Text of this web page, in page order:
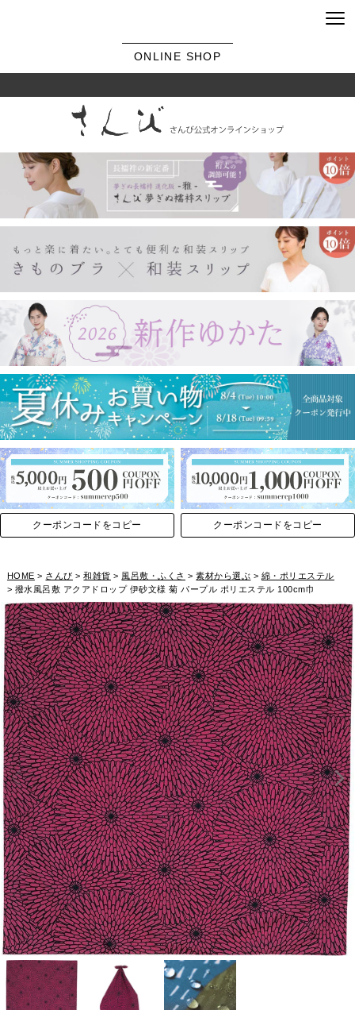
ONLINE SHOP
クーポンコードをコピー クーポンコードをコピー
HOME さんび 和雑貨 風呂敷・ふくさ 素材から選ぶ
綿・ポリエステル
撥水風呂敷 アクアドロップ 伊砂文様 菊 パープル ポリエステル 100cm巾